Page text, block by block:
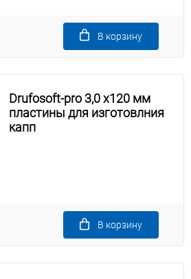
В корзину
Drufosoft-pro 3,0 х120 мм
пластины для изготовлния
капп
В корзину